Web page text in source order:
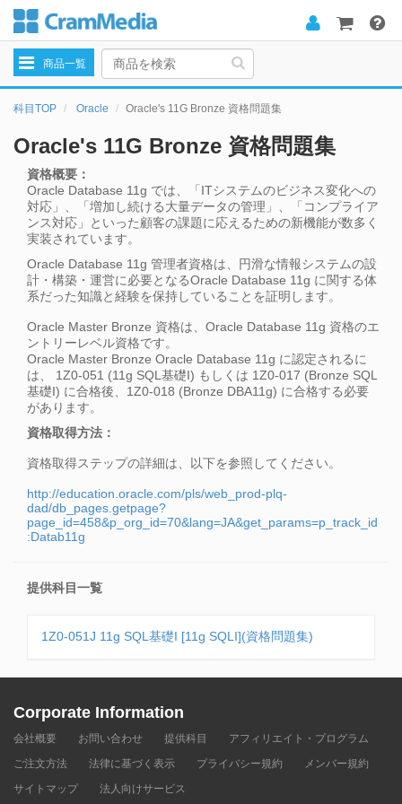
navigation
商品一覧
科目TOP Oracle Oracle's 11G Bronze 資格問題集
Oracle's 11G Bronze 資格問題集
資格概要：
Oracle Database 11g では、「ITシステムのビジネス変化への
対応」、「増加し続ける大量データの管理」、「コンプライア
ンス対応」といった顧客の課題に応えるための新機能が数多く
実装されています。
Oracle Database 11g 管理者資格は、円滑な情報システムの設
計・構築・運営に必要となるOracle Database 11g に関する体
系だった知識と経験を保持していることを証明します。
Oracle Master Bronze 資格は、Oracle Database 11g 資格のエ
ントリーレベル資格です。
Oracle Master Bronze Oracle Database 11g に認定されるに
は、 1Z0-051 (11g SQL基礎I) もしくは 1Z0-017 (Bronze SQL
基礎I) に合格後、1Z0-018 (Bronze DBA11g) に合格する必要
があります。
資格取得方法：
資格取得ステップの詳細は、以下を参照してください。
http://education.oracle.com/pls/web_prod-plq-
dad/db_pages.getpage?
page_id=458&p_org_id=70&lang=JA&get_params=p_track_id
:Datab11g
提供科目一覧
1Z0-051J 11g SQL基礎I [11g SQLI](資格問題集)
Corporate Information
会社概要 お問い合わせ 提供科目
アフィリエイト・プログラム
ご注文方法
法律に基づく表示 プライバシー規約
メンバー規約
サイトマップ
法人向けサービス